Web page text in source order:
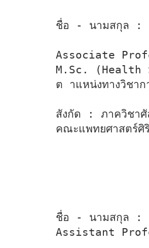
ชื่อ - นามสกุล :
Associate
M.Sc. (Health
ต าแหน่งทางวิชา
สังกัด : ภาควิชาศั
คณะแพทยศาสตร์ศิ
ชื่อ - นามสกุล :
Assistant